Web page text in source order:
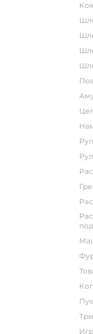
расческа для собак для вычесывания